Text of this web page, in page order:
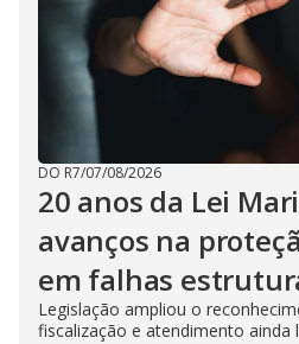
DO R7/07/08/2026
20 anos da Lei
avanços na
em falhas
Legislação ampliou o
fiscalização e atendimento ainda